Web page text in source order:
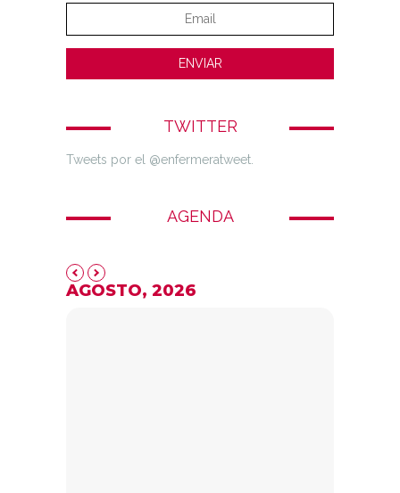
TWITTER
Tweets por el @enfermeratweet.
AGENDA
AGOSTO, 2026